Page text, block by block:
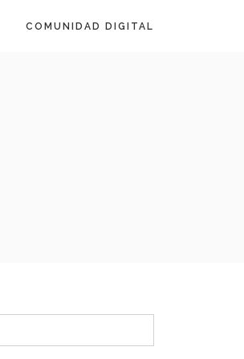
COMUNIDAD DIGITAL